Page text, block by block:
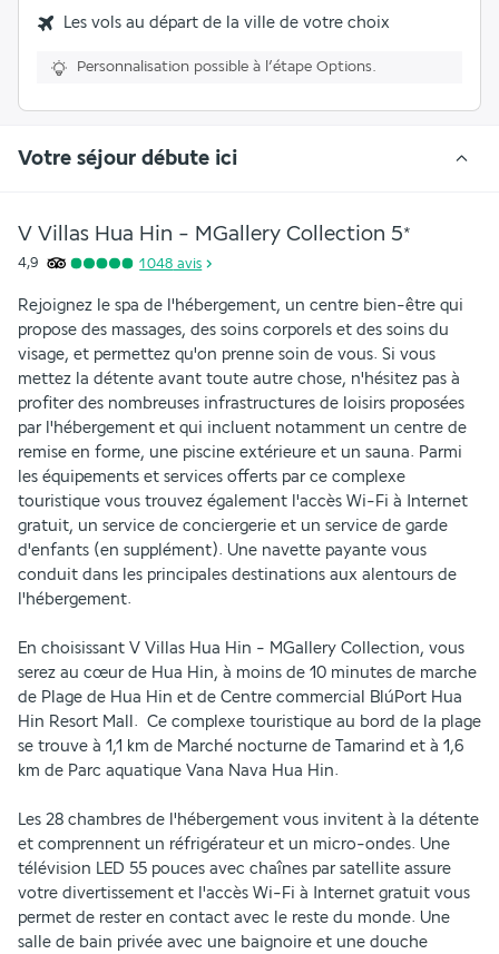
Les vols au départ de la ville de votre choix
Personnalisation possible à l’étape Options.
Votre séjour débute ici
V Villas Hua Hin - MGallery Collection 5*
4,9 1 048 avis
Rejoignez le spa de l'hébergement, un centre bien-être qui
propose des massages, des soins corporels et des soins du
visage, et permettez qu'on prenne soin de vous. Si vous
mettez la détente avant toute autre chose, n'hésitez pas à
profiter des nombreuses infrastructures de loisirs proposées
par l'hébergement et qui incluent notamment un centre de
remise en forme, une piscine extérieure et un sauna. Parmi
les équipements et services offerts par ce complexe
touristique vous trouvez également l'accès Wi-Fi à Internet
gratuit, un service de conciergerie et un service de garde
d'enfants (en supplément). Une navette payante vous
conduit dans les principales destinations aux alentours de
l'hébergement.
En choisissant V Villas Hua Hin - MGallery Collection, vous
serez au cœur de Hua Hin, à moins de 10 minutes de marche
de Plage de Hua Hin et de Centre commercial BlúPort Hua
Hin Resort Mall.  Ce complexe touristique au bord de la plage
se trouve à 1,1 km de Marché nocturne de Tamarind et à 1,6
km de Parc aquatique Vana Nava Hua Hin.
Les 28 chambres de l'hébergement vous invitent à la détente
et comprennent un réfrigérateur et un micro-ondes. Une
télévision LED 55 pouces avec chaînes par satellite assure
votre divertissement et l'accès Wi-Fi à Internet gratuit vous
permet de rester en contact avec le reste du monde. Une
salle de bain privée avec une baignoire et une douche